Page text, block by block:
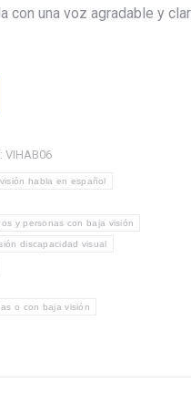
con una voz agradable y
VIHAB06
habla en español
y personas con baja visión
discapacidad visual
o con baja visión